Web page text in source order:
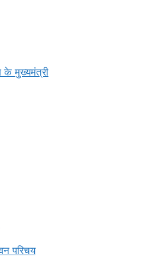
मुख्यमंत्री
परिचय